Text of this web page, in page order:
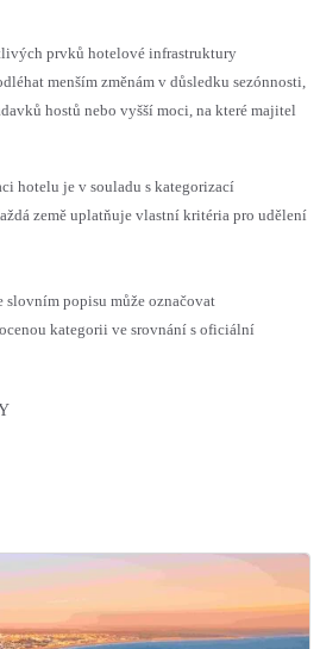
prvků hotelové infrastruktury
menším změnám v důsledku sezónnosti,
hostů nebo vyšší moci, na které majitel
hotelu je v souladu s kategorizací
země uplatňuje vlastní kritéria pro udělení
popisu může označovat
kategorii ve srovnání s oficiální